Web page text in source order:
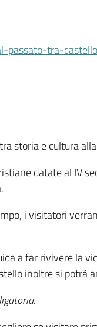
passato-tra-
storia e cultura
datate al IV
i visitatori
a far rivivere la
inoltre si